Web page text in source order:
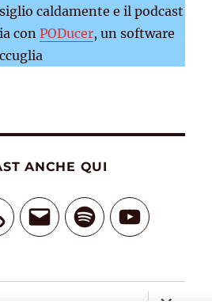
caldamente e il podcast
conPODucer, un software
ANCHE QUI
Email Spotify YouTube
apri